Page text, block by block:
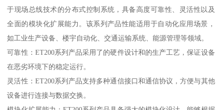
于现场总线技术的分布式控制系统，具备高度可靠性、灵活性以及
全面的模块化扩展能力。该系列产品性能适用于自动化应用场景，
如工业生产设备、楼宇自动化、交通运输系统、能源管理等领域。
可靠性：ET200系列产品采用了的硬件设计和的生产工艺，保证设备
在恶劣环境下的稳定运行。
灵活性：ET200系列产品支持多种通信接口和通信协议，方便与其他
设备进行连接与数据交换。